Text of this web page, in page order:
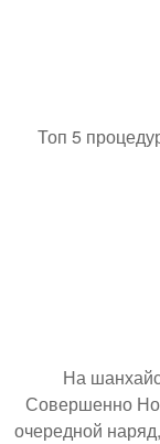
Топ 5
На
Совершенно
очередной